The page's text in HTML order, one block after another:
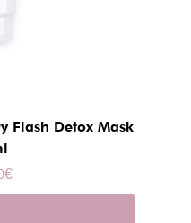
Flash Detox Mask
€